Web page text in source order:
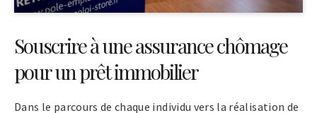
Souscrire à une assurance chômage
pour un prêt immobilier
Dans le parcours de chaque individu vers la réalisation de